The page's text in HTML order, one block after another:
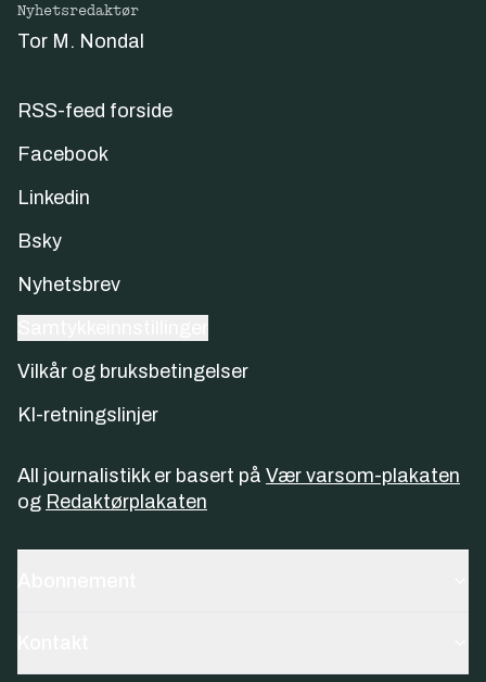
Nyhetsredaktør
Tor M. Nondal
RSS-feed forside
Facebook
Linkedin
Bsky
Nyhetsbrev
Vilkår og bruksbetingelser
KI-retningslinjer
All journalistikk er basert på Vær varsom-plakaten
og Redaktørplakaten